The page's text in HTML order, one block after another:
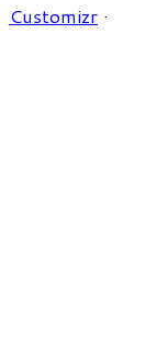
Customizr ·